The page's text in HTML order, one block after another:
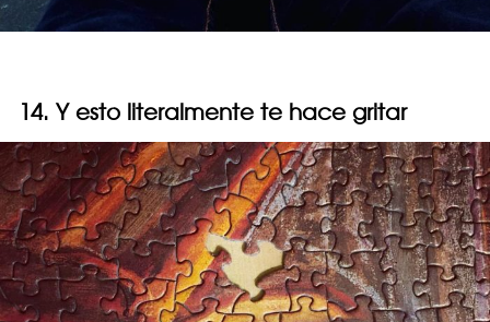
14. Y esto literalmente te hace gritar